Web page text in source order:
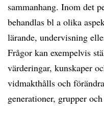
sammanhang. Inom det
behandlas bl a olika
lärande, undervisning
Frågor kan exempelvis
värderingar, kunskaper
vidmakthålls och
generationer, grupper